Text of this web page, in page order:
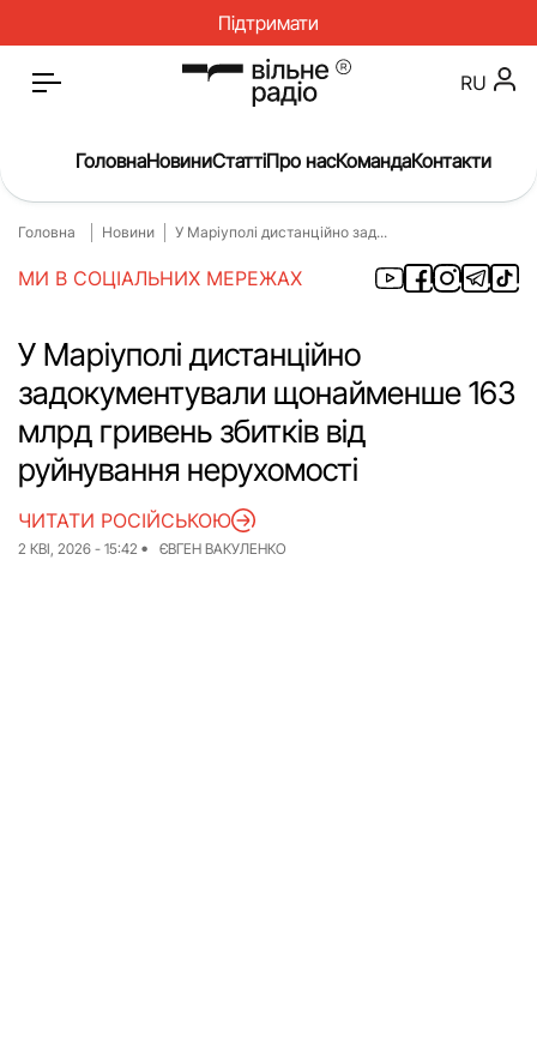
Підтримати
Головна
Окупація
Про нас
Війна
Гроші
Освіта
Інструкції
Медицина
ЖКГ
Історія
RU
ГоловнаНовиниСтаттіПро насКомандаКонтакти
Головна Новини У Маріуполі дистанційно зад...
МИ В СОЦІАЛЬНИХ МЕРЕЖАХ
У Маріуполі дистанційно
задокументували щонайменше 163
млрд гривень збитків від
руйнування нерухомості
2 КВІ, 2026 - 15:42 ЄВГЕН ВАКУЛЕНКО
ЧИТАТИ РОСІЙСЬКОЮ